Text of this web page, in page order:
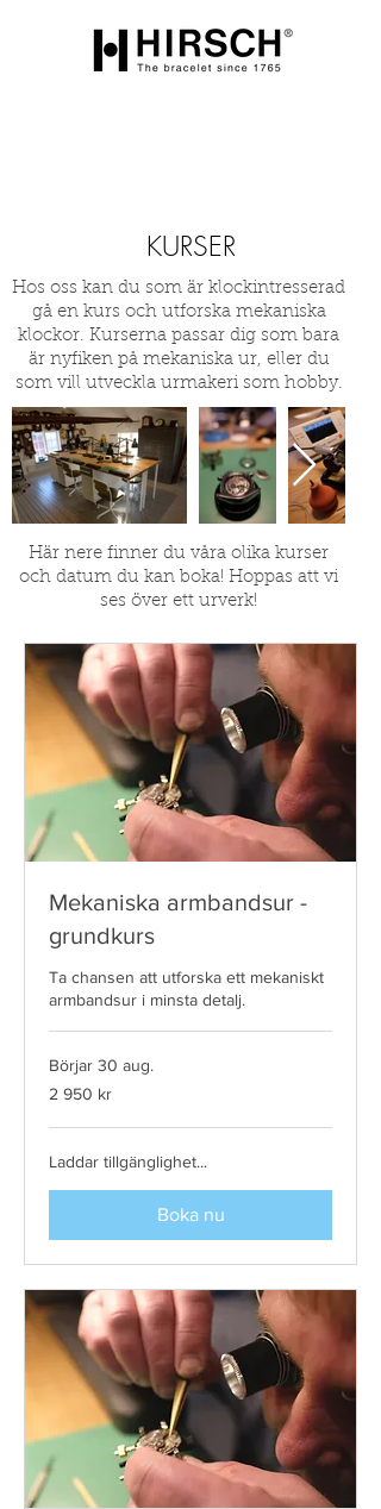
KURSER
Hos oss kan du som är klockintresserad
gå en kurs och utforska mekaniska
klockor. Kurserna passar dig som bara
är nyfiken på mekaniska ur, eller du
som vill utveckla urmakeri som hobby.
Här nere finner du våra olika kurser
och datum du kan boka! Hoppas att vi
ses över ett urverk!
Mekaniska armbandsur -
grundkurs
Ta chansen att utforska ett mekaniskt
armbandsur i minsta detalj.
Börjar 30 aug.
2 950
svenska
2 950 kr
Laddar tillgänglighet...
Boka nu